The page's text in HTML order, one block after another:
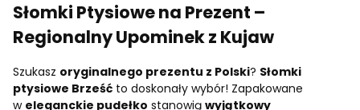
Słomki Ptysiowe na Prezent –
Regionalny Upominek z Kujaw
Szukasz oryginalnego prezentu z Polski? Słomki
ptysiowe Brześć to doskonały wybór! Zapakowane
w eleganckie pudełko stanowią wyjątkowy